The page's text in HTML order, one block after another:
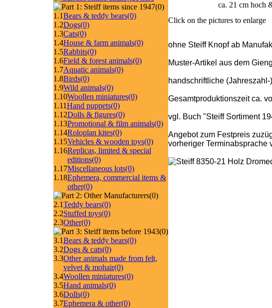
(0)
1.1Bears & teddy bears(0)
1.2Dogs(0)
1.3Cats(0)
1.4House & farm animals(0)
1.5Rabbits(0)
1.6Field & forest animals(0)
1.7Aquatic animals(0)
1.8Birds(0)
1.9Wild animals(0)
1.10Woollen miniatures(0)
1.11Hand puppets(0)
1.12Dolls & figures(0)
1.13Promotional & film animals(0)
1.14Roloplan kites(0)
1.15Vehicles & wooden toys(0)
1.16Replicas, limited & special
editions(0)
1.17Miscellaneous lots(0)
1.18Ephemera, commercial items &
other(0)
(0)
2.1Teddy bears(0)
2.2Stuffed toys(0)
2.3Other(0)
(0)
3.1Bears & teddy bears(0)
3.2Dogs & cats(0)
3.3Other animals made from felt,
velvet & mohair(0)
3.4Woollen miniatures(0)
3.5Hand animals(0)
3.6Dolls(0)
3.7Ephemera & other(0)
ca. 21 cm hoch
Click on the pictures to enlarge
ohne Steiff Knopf ab
Muster-Artikel aus dem
handschriftliche
Gesamtproduktionszeit ca.
vgl. Buch "Steiff Sortiment
Angebot zum Festpreis
vorheriger Terminabsprache